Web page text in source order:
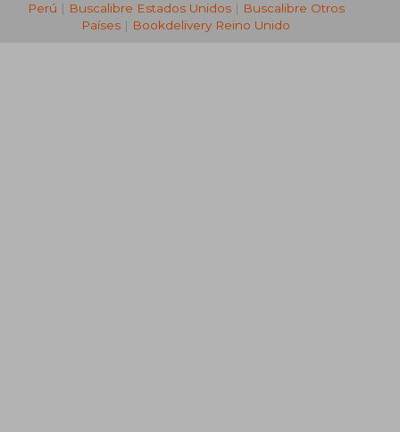
Perú | Buscalibre Estados Unidos| Buscalibre Otros
Países | Bookdelivery Reino Unido